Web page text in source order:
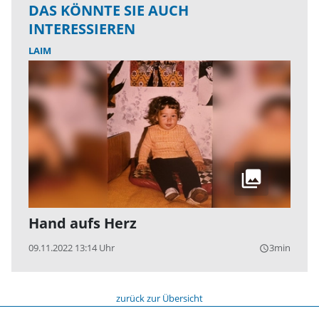
DAS KÖNNTE SIE AUCH
INTERESSIEREN
LAIM
Hand aufs Herz
09.11.2022 13:14 Uhr query_builder3min
zurück zur Übersicht